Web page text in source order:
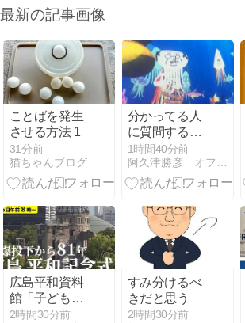
最新の記事画像
ことばを発生
させる方法 1
31分前
猫ちゃんブログ
分かってる人
に質問するこ
と
1時間40分前
広島平和資料
館「子ども向
け展示」導入
2時間30分前
すみ分けるべ
きだと思う
2時間30分前